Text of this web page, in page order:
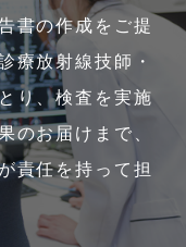
書の作成をご提
療放射線技師・
り、検査を実施
のお届けまで、
責任を持って担